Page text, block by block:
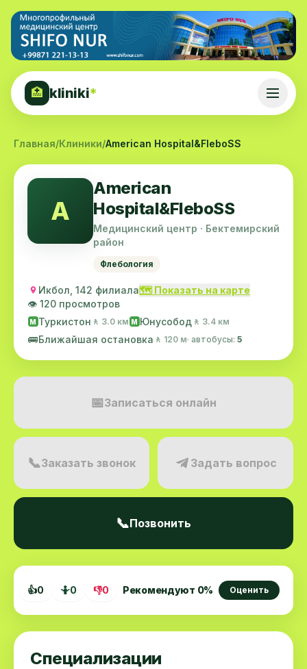
🏥 kliniki*
Главная/Клиники/American Hospital&FleboSS
A
American
Hospital&FleboSS
Медицинский центр · Бектемирский
район
Флебология
Икбол, 142 филиала🗺️ Показать на карте
👁️ 120 просмотров
M Туркистон 🚶 3.0 км M Юнусобод 🚶 3.4 км
🚌Ближайшая остановка 🚶 120 м· автобусы: 5
👍0 🤷0 👎0 Рекомендуют 0% Оценить
Специализации
📅Записаться онлайн
📞Заказать звонок Задать вопрос
📞Позвонить